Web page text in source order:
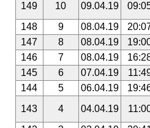
149
10 09.04.19
148
9 08.04.19
147
8 08.04.19
146
7 08.04.19
145
6 07.04.19
144
5 06.04.19
143
4 04.04.19